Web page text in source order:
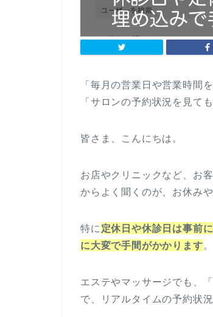
「毎月の営業日や営業時間
「サロンの予約状況を見て
皆さま、こんにちは。
お店やクリニックなど、お
からよく聞くのが、お休み
特に定休日や休診日は事前
に大変で手間がかかります。
エステやマッサージでも、
で、リアルタイムの予約状